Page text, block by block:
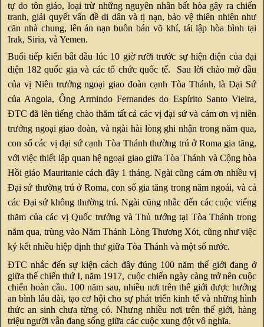
tự do tôn giáo, loại trừ những nguyên nhân bất hòa gây ra chiến
tranh, giải quyết vấn đề di dân và tị nạn, bảo vệ thiên nhiên như
căn nhà chung, lên án nạn buôn bán võ khí, tái lập hòa bình tại
Irak, Siria, và Yemen.
Buổi tiếp kiến bắt đầu lúc 10 giờ rưỡi trước sự hiện diện của đại
diện 182 quốc gia và các tổ chức quốc tế.
Sau lời chào mở đầu
của vị Niên trưởng ngoại giao đoàn cạnh Tòa Thánh, là Đại Sứ
của Angola, Ông Armindo Fernandes do Espírito Santo Vieira,
ĐTC đã lên tiếng chào thăm tất cả các vị đại sứ và cám ơn vị niên
trưởng ngoại giao đoàn, và ngài hài lòng ghi nhận trong năm qua,
con số các vị đại sứ cạnh Tòa Thánh thường trú ở Roma gia tăng,
với việc thiết lập quan hệ ngoại giao giữa Tòa Thánh và Cộng hòa
Hồi giáo Mauritanie cách đây 1 tháng. Ngài cũng cám ơn nhiều vị
Đại sứ thường trú ở Roma, con số gia tăng trong năm ngoái, và cả
các Đại sứ không thường trú. Ngài cũng nhắc đến các cuộc viếng
thăm của các vị Quốc trưởng và Thủ tướng tại Tòa Thánh trong
năm qua, trùng vào Năm Thánh Lòng Thương Xót, cũng như việc
ký kết nhiều hiệp định thư giữa Tòa Thánh và một số nước.
ĐTC nhắc đến sự kiện cách đây đúng 100 năm thế giới đang ở
giữa thế chiến thứ I, năm 1917, cuộc chiến ngày càng trở nên cuộc
chiến hoàn cầu. 100 năm sau, nhiều nơi trên thế giới được hưởng
an bình lâu dài, tạo cơ hội cho sự phát triển kinh tế và những hình
thức an sinh chưa từng có. Nhưng nhiều nơi trên thế giới, hàng
triệu người vẫn đang sống giữa các cuộc xung đột vô nghĩa.